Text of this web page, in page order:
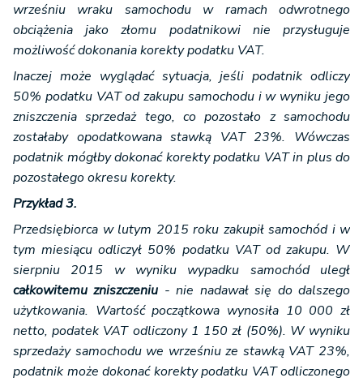
wrześniu wraku samochodu w ramach odwrotnego
obciążenia jako złomu podatnikowi nie przysługuje
możliwość dokonania korekty podatku VAT.
Inaczej może wyglądać sytuacja, jeśli podatnik odliczy
50% podatku VAT od zakupu samochodu i w wyniku jego
zniszczenia sprzedaż tego, co pozostało z samochodu
zostałaby opodatkowana stawką VAT 23%. Wówczas
podatnik mógłby dokonać korekty podatku VAT in plus do
pozostałego okresu korekty.
Przykład 3.
Przedsiębiorca w lutym 2015 roku zakupił samochód i w
tym miesiącu odliczył 50% podatku VAT od zakupu. W
sierpniu 2015 w wyniku wypadku samochód uległ
całkowitemu zniszczeniu - nie nadawał się do dalszego
użytkowania. Wartość początkowa wynosiła 10 000 zł
netto, podatek VAT odliczony 1 150 zł (50%). W wyniku
sprzedaży samochodu we wrześniu ze stawką VAT 23%,
podatnik może dokonać korekty podatku VAT odliczonego